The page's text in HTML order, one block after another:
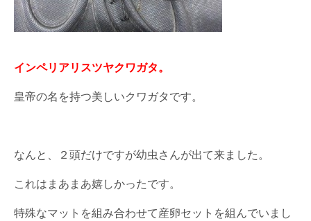
インペリアリスツヤクワガタ。
皇帝の名を持つ美しいクワガタです。
なんと、２頭だけですが幼虫さんが出て来ました。
これはまあまあ嬉しかったです。
特殊なマットを組み合わせて産卵セットを組んでいまし